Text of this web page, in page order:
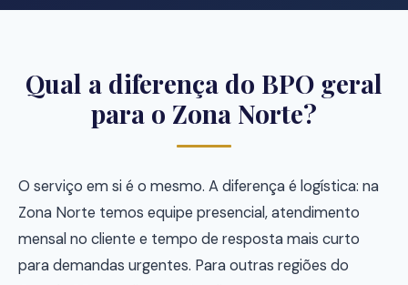
Qual a diferença do BPO geral
para o Zona Norte?
O serviço em si é o mesmo. A diferença é logística: na
Zona Norte temos equipe presencial, atendimento
mensal no cliente e tempo de resposta mais curto
para demandas urgentes. Para outras regiões do